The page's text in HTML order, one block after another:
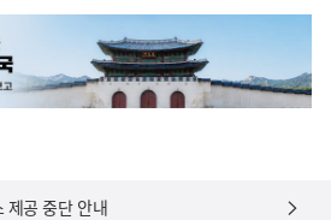
제공 중단 안내